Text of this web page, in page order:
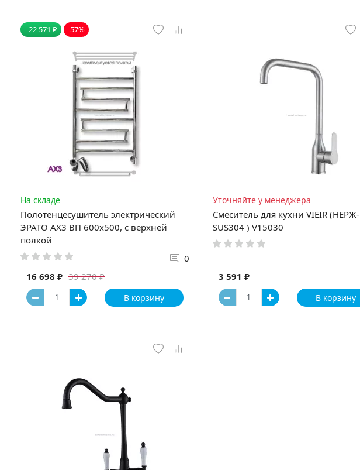
- 22 571 ₽ -57%
На складе
Полотенцесушитель электрический
ЭРАТО АХ3 ВП 600x500, с верхней
полкой
0
39 270 ₽
16 698 ₽
В корзину
Уточняйте у менеджера
Смеситель для кухни VIEIR (НЕРЖ-
SUS304 ) V15030
3 591 ₽
В корзину